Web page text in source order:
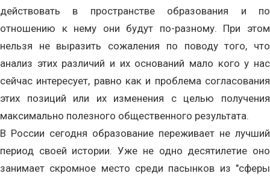
действовать в пространстве образования и по
отношению к нему они будут по-разному. При этом
нельзя не выразить сожаления по поводу того, что
анализ этих различий и их оснований мало кого у нас
сейчас интересует, равно как и проблема согласования
этих позиций или их изменения с целью получения
максимально полезного общественного результата.
В России сегодня образование переживает не лучший
период своей истории. Уже не одно десятилетие оно
занимает скромное место среди пасынков из "сферы